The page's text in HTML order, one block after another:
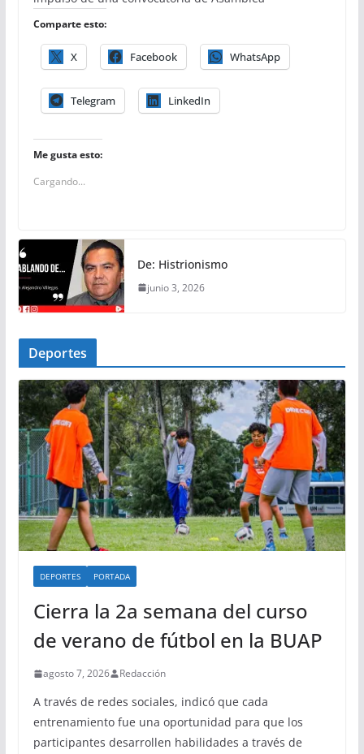
Comparte esto:
X Facebook WhatsApp
Telegram LinkedIn
Me gusta esto:
Cargando...
De: Histrionismo
junio 3, 2026
Deportes
DEPORTES PORTADA
Cierra la 2a semana del curso
de verano de fútbol en la BUAP
agosto 7, 2026 Redacción
A través de redes sociales, indicó que cada
entrenamiento fue una oportunidad para que los
participantes desarrollen habilidades a través de